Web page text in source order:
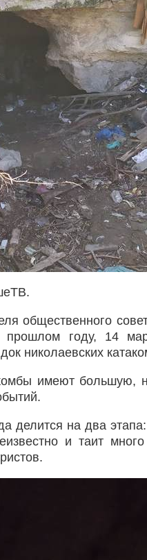
общественного
прошлом году, 14
николаевских
имеют большую,
делится на два
и таит